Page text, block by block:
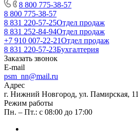
8 800 775-38-57
8 800 775-38-57
8 831 220-57-25Отдел продаж
8 831 252-84-94Отдел продаж
+7 910 007-22-21Отдел продаж
8 831 220-57-23Бухгалтерия
Заказать звонок
E-mail
psm_nn@mail.ru
Адрес
г. Нижний Новгород, ул. Памирская, 11
Режим работы
Пн. – Пт.: с 08:00 до 17:00